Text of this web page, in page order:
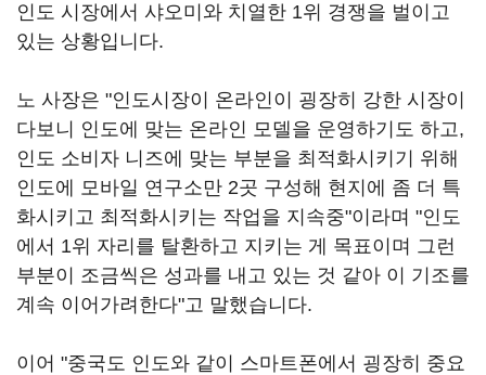
인도 시장에서 샤오미와 치열한 1위 경쟁을 벌이고
있는 상황입니다.
노 사장은 "인도시장이 온라인이 굉장히 강한 시장이
다보니 인도에 맞는 온라인 모델을 운영하기도 하고,
인도 소비자 니즈에 맞는 부분을 최적화시키기 위해
인도에 모바일 연구소만 2곳 구성해 현지에 좀 더 특
화시키고 최적화시키는 작업을 지속중"이라며 "인도
에서 1위 자리를 탈환하고 지키는 게 목표이며 그런
부분이 조금씩은 성과를 내고 있는 것 같아 이 기조를
계속 이어가려한다"고 말했습니다.
이어 "중국도 인도와 같이 스마트폰에서 굉장히 중요